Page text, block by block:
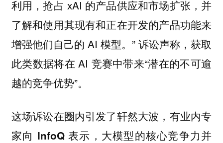
利用，抢占 xAI 的产品供应和市场扩张，并
了解和使用其现有和正在开发的产品功能来
增强他们自己的 AI 模型。” 诉讼声称，获取
此类数据将在 AI 竞赛中带来“潜在的不可逾
越的竞争优势”。
这场诉讼在圈内引发了轩然大波， 有业内专
家向 InfoQ 表示 ，大模型的核心竞争力并